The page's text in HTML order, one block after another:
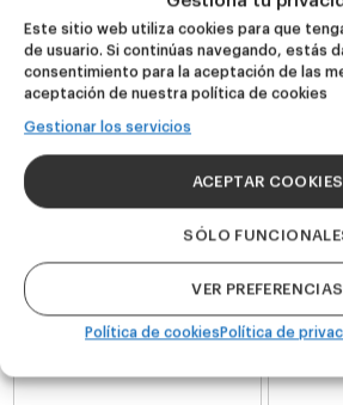
Este sitio web utiliza cookies para que
de usuario. Si continúas navegando, estás
consentimiento para la aceptación de las
aceptación de nuestra política de cookies
Gestionar los servicios
ACEPTAR COOKIES
SÓLO
VER PREFERENCIAS
Política de cookiesPolítica de
AGOTADO
Salto del Nervión
New Zealand DIPA
25,60 €(Pack 4 - 440ml)